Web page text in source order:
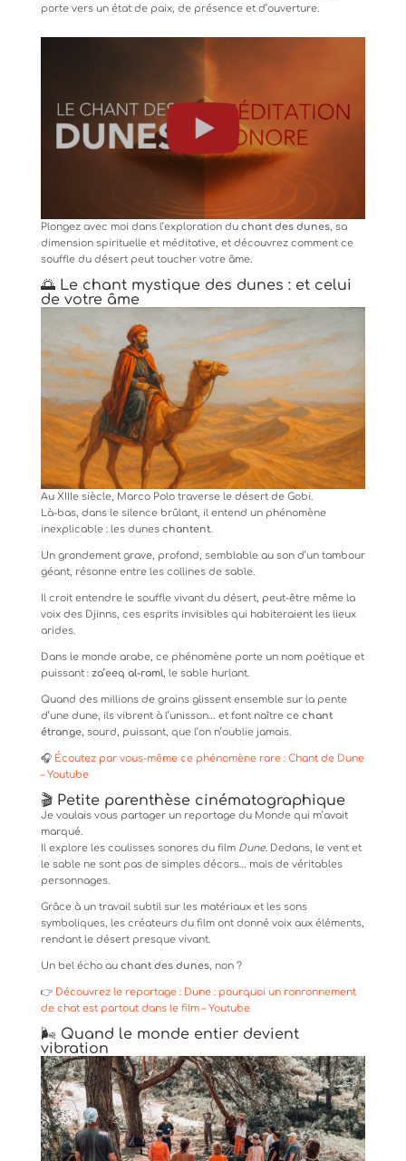
porte vers un état de paix, de présence et d’ouverture.
Plongez avec moi dans l’exploration du chant des dunes, sa
dimension spirituelle et méditative, et découvrez comment ce
souffle du désert peut toucher votre âme.
🌅 Le chant mystique des dunes : et celui
de votre âme
Au XIIIe siècle, Marco Polo traverse le désert de Gobi.
Là-bas, dans le silence brûlant, il entend un phénomène
inexplicable : les dunes chantent.
Un grondement grave, profond, semblable au son d’un tambour
géant, résonne entre les collines de sable.
Il croit entendre le souffle vivant du désert, peut-être même la
voix des Djinns, ces esprits invisibles qui habiteraient les lieux
arides.
Dans le monde arabe, ce phénomène porte un nom poétique et
puissant : za’eeq al-raml, le sable hurlant.
Quand des millions de grains glissent ensemble sur la pente
d’une dune, ils vibrent à l’unisson… et font naître ce chant
étrange, sourd, puissant, que l’on n’oublie jamais.
🎧 Écoutez par vous-même ce phénomène rare : Chant de Dune
– Youtube
🎬 Petite parenthèse cinématographique
Je voulais vous partager un reportage du Monde qui m’avait
marqué.
Il explore les coulisses sonores du film Dune. Dedans, le vent et
le sable ne sont pas de simples décors… mais de véritables
personnages.
Grâce à un travail subtil sur les matériaux et les sons
symboliques, les créateurs du film ont donné voix aux éléments,
rendant le désert presque vivant.
Un bel écho au chant des dunes, non ?
👉 Découvrez le reportage : Dune : pourquoi un ronronnement
de chat est partout dans le film – Youtube
🌬️ Quand le monde entier devient
vibration